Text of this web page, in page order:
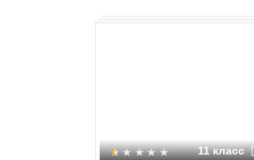
11 класс